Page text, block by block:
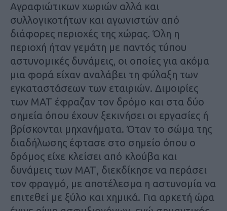
Αγραφιώτικων χωριών αλλά και
συλλογικοτήτων και αγωνιστών από
διάφορες περιοχές της χώρας. Όλη η
περιοχή ήταν γεμάτη με παντός τύπου
αστυνομικές δυνάμεις, οι οποίες για ακόμα
μια φορά είχαν αναλάβει τη φύλαξη των
εγκαταστάσεων των εταιριών. Διμοιρίες
των ΜΑΤ έφραζαν τον δρόμο και στα δύο
σημεία όπου έχουν ξεκινήσει οι εργασίες ή
βρίσκονται μηχανήματα. Όταν το σώμα της
διαδήλωσης έφτασε στο σημείο όπου ο
δρόμος είχε κλείσει από κλούβα και
δυνάμεις των ΜΑΤ, διεκδίκησε να περάσει
τον φραγμό, με αποτέλεσμα η αστυνομία να
επιτεθεί με ξύλο και χημικά. Για αρκετή ώρα